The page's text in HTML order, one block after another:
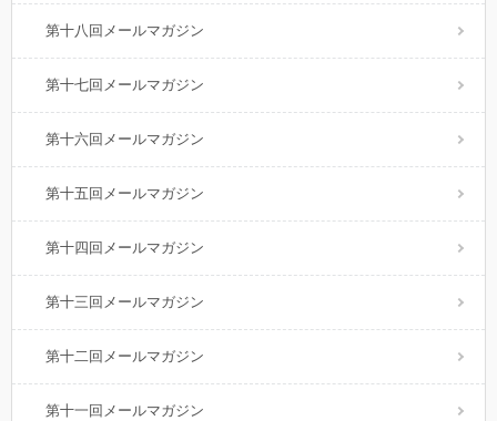
第十八回メールマガジン
第十七回メールマガジン
第十六回メールマガジン
第十五回メールマガジン
第十四回メールマガジン
第十三回メールマガジン
第十二回メールマガジン
第十一回メールマガジン